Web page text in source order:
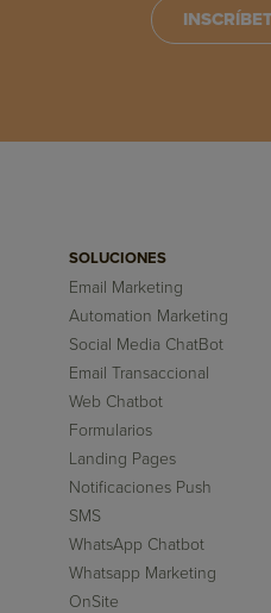
SOLUCIONES
Email Marketing
Automation Marketing
Social Media ChatBot
Email Transaccional
Web Chatbot
Formularios
Landing Pages
Notificaciones Push
SMS
WhatsApp Chatbot
Whatsapp Marketing
OnSite